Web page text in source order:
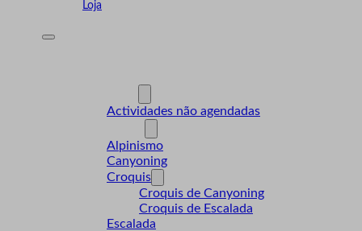
Loja
Actividades não agendadas
Alpinismo
Canyoning
Croquis
Croquis de Canyoning
Croquis de Escalada
Escalada